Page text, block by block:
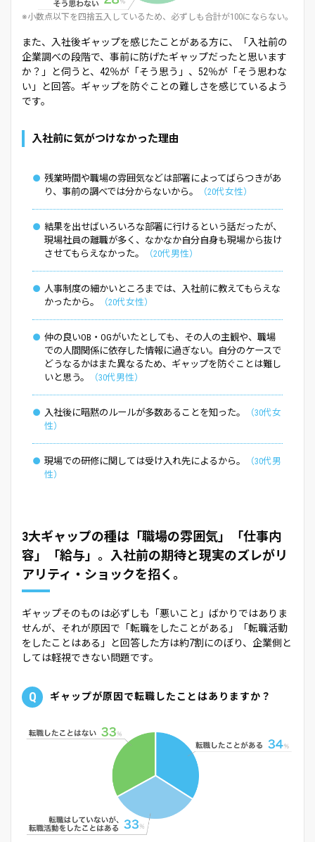
※小数点以下を四捨五入しているため、必ずしも合計が100にならない。
また、入社後ギャップを感じたことがある方に、「入社前の
企業調べの段階で、事前に防げたギャップだったと思います
か？」と伺うと、42％が「そう思う」、52％が「そう思わな
い」と回答。ギャップを防ぐことの難しさを感じているよう
です。
入社前に気がつけなかった理由
残業時間や職場の雰囲気などは部署によってばらつきがあ
り、事前の調べでは分からないから。
20代女性
結果を出せばいろいろな部署に行けるという話だったが、
現場社員の離職が多く、なかなか自分自身も現場から抜け
させてもらえなかった。
20代男性
人事制度の細かいところまでは、入社前に教えてもらえな
かったから。
20代女性
仲の良いOB・OGがいたとしても、その人の主観や、職場
での人間関係に依存した情報に過ぎない。自分のケースで
どうなるかはまた異なるため、ギャップを防ぐことは難し
いと思う。
30代男性
入社後に暗黙のルールが多数あることを知った。
30代女
性
現場での研修に関しては受け入れ先によるから。
30代男
性
3大ギャップの種は「職場の雰囲気」「仕事内
容」「給与」。入社前の期待と現実のズレがリ
アリティ・ショックを招く。
ギャップそのものは必ずしも「悪いこと」ばかりではありま
せんが、それが原因で「転職をしたことがある」「転職活動
をしたことはある」と回答した方は約7割にのぼり、企業側と
しては軽視できない問題です。
Q ギャップが原因で転職したことはありますか？